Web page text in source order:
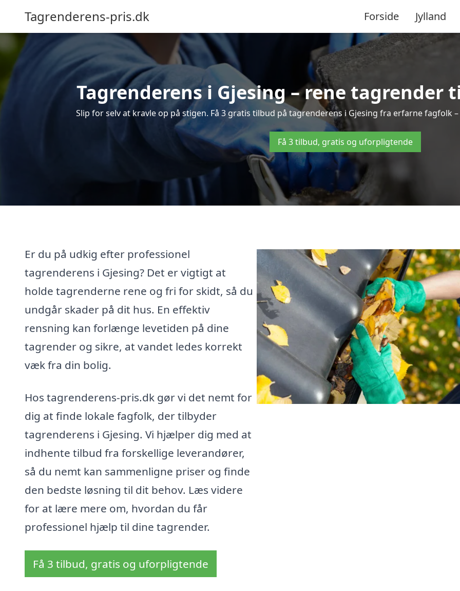
Tagrenderens-pris.dk Forside Jylland
Tagrenderens i Gjesing – rene tagrender
Slip for selv at kravle op på stigen. Få 3 gratis tilbud på tagrenderens i Gjesing fra erfarne
Få 3 tilbud, gratis og uforpligtende
Er du på udkig efter professionel
tagrenderens i Gjesing? Det er vigtigt at
holde tagrenderne rene og fri for skidt, så du
undgår skader på dit hus. En effektiv
rensning kan forlænge levetiden på dine
tagrender og sikre, at vandet ledes korrekt
væk fra din bolig.
Hos tagrenderens-pris.dk gør vi det nemt for
dig at finde lokale fagfolk, der tilbyder
tagrenderens i Gjesing. Vi hjælper dig med at
indhente tilbud fra forskellige leverandører,
så du nemt kan sammenligne priser og finde
den bedste løsning til dit behov. Læs videre
for at lære mere om, hvordan du får
professionel hjælp til dine tagrender.
Få 3 tilbud, gratis og uforpligtende